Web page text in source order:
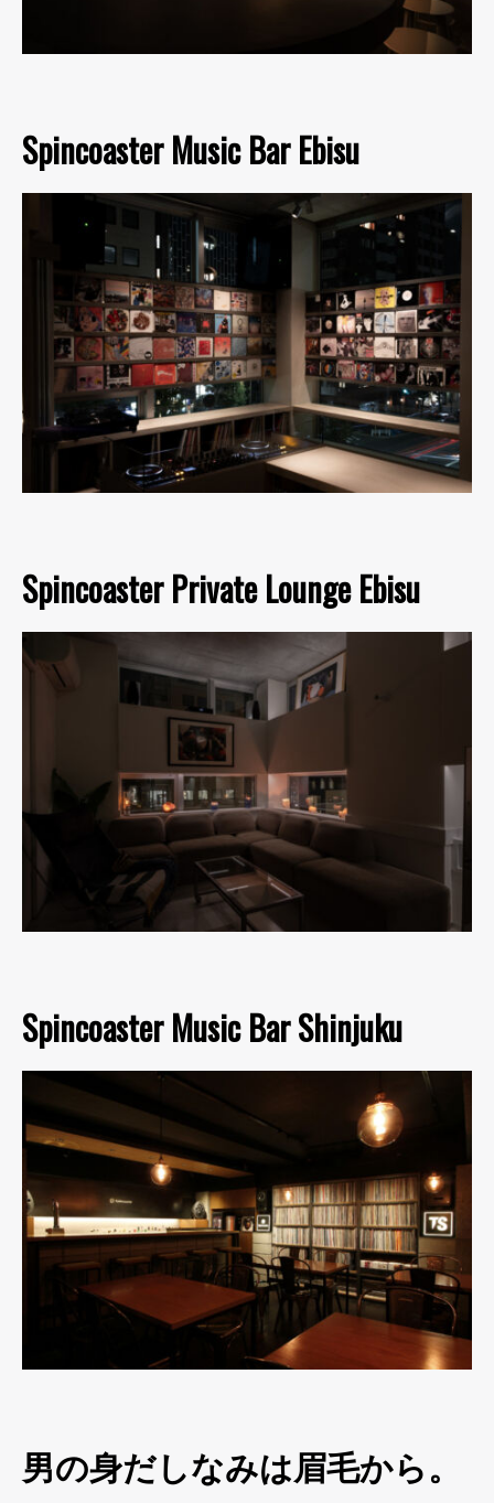
Spincoaster Music Bar Ebisu
Spincoaster Private Lounge Ebisu
Spincoaster Music Bar Shinjuku
男の身だしなみは眉毛から。